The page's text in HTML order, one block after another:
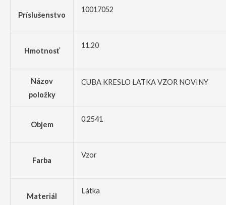
Príslušenstvo
10017052
Hmotnosť
11.20
Názov
položky
CUBA KRESLO LATKA VZOR NOVINY
Objem
0.2541
Farba
Vzor
Materiál
Látka